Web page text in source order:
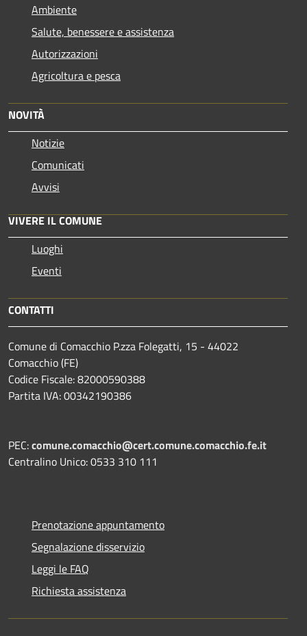
Ambiente
Salute, benessere e assistenza
Autorizzazioni
Agricoltura e pesca
NOVITÀ
Notizie
Comunicati
Avvisi
VIVERE IL COMUNE
Luoghi
Eventi
CONTATTI
Comune di Comacchio P.zza Folegatti, 15 - 44022
Comacchio (FE)
Codice Fiscale: 82000590388
Partita IVA: 00342190386
PEC:comune.comacchio@cert.comune.comacchio.fe.it
Centralino Unico: 0533 310 111
Prenotazione appuntamento
Segnalazione disservizio
Leggi le FAQ
Richiesta assistenza